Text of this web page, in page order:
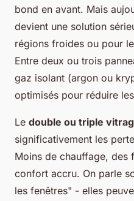
bond en avant. Mais
devient une solution
régions froides ou pour
Entre deux ou trois
gaz isolant (argon ou
optimisés pour réduire
Le double ou triple
significativement les
Moins de chauffage, des
confort accru. On parle
les fenêtres" - elles